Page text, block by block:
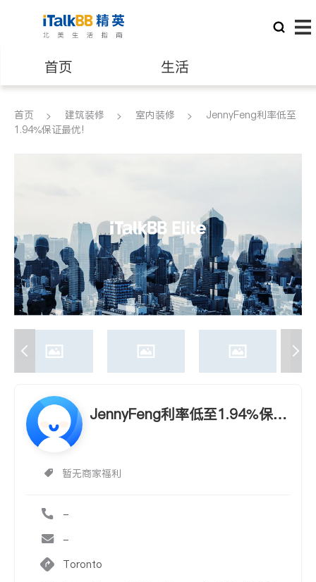
首页 生活
医生 律师
建筑装修
首页 建筑装修 室内装修
JennyFeng利率低至
1.94%保证最优!
JennyFeng利率低至1.94%保证
暂无商家福利
-
-
Toronto